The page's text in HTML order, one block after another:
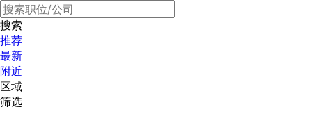
搜索
推荐
最新
附近
区域
筛选